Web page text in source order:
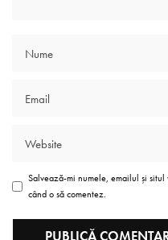
Salvează-mi numele, emailul și
când o să comentez.